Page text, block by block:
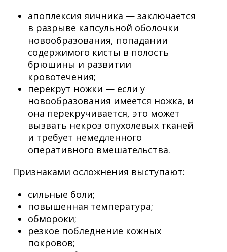
апоплексия яичника — заключается
в разрыве капсульной оболочки
новообразования, попадании
содержимого кисты в полость
брюшины и развитии
кровотечения;
перекрут ножки — если у
новообразования имеется ножка, и
она перекручивается, это может
вызвать некроз опухолевых тканей
и требует немедленного
оперативного вмешательства.
Признаками осложнения выступают:
сильные боли;
повышенная температура;
обмороки;
резкое побледнение кожных
покровов;